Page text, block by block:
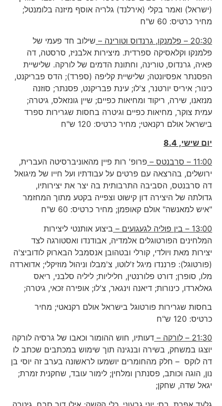
(ישראל) ואמר בקלי (אירלנד) גלריה אוסף מיזנה בלומנטל;
מחיר כרטיס: 60 ש"ח
20:30 – פלמנקו, גרנדוס וטורינה –
שילוב חד פעמי של
פלמנקו וקלאסיקה ספרדית. מיצירות אלבניז, סרסטה, דה
פאיה, גרנדוס, טורינה, וחתונת הדמים של לורקה. שלישיית
הפסנתר אפסיונטה; שלישיית קליפה (ספרד); הדס פבריקנט,
כינור; איריס יורטנר, צ'לו; עינת פבריקנט, פסנתר; סוזנה
מנזאנו, שירה, ריקוד ומחיאות כפיים; שיין גונזאלס, גיטרה;
עמית צוקר, מחיאות כפיים וגיטרה בחסות שגרירות ספרד
בישראל אולם רקנאטי; מחיר כרטיס: 120 ש"ח
יום שישי, 8.4
11:00 – סרבנטס –
פרופ' רות פיין מהאוניברסיטה העברית,
ירושלים, בהרצאה עם פרטים על עבודתיו ועל חייו של מיגואל
דה סרבנטס, הסביבה התרבותית בה יצר את יצירותיו,
גדולתה של היצירה דון קישוט וצפייה בקטע מתוך המחזמר
"איש למאנשה" אולם קאופמן; מחיר כרטיס: 60 ש"ח
13:00 – בין פוליה לגעגועים –
ביצוע אותנטי ליצירות
המלחינים הפורטוגלים אלמדיה, אבודנדו ואסטורגה לצד
יצירות מאת ויולדי, קורלי ובטהובן אנסמבל הבארוק לודוביצ'ה
(פורטוגל): פרננדו מיגל ז'לוטו, צ'מבלו וניהול מוזיקלי; אדוארדה
מלו, סופרן; דורט פלורנטין, חליליות; ליליה סלבני, ריאס
גאלארדו, כינורות; דיאנה וינגאר, צ'לו; אופירה זכאי, גיטרה;
בחסות שגרירות פורטוגל בישראל אולם רקנאטי; מחיר
כרטיס: 120 ש"ח
21:30 – לורקה –
דעותיו, חוש ההומור וכאבו של גרסיה לורקה
יוצגו במשחק, בשירה ובנגינה תוך שימוש במכתבים שכתב לו
דה לוקס – חלק מהחומרים יושמעו לראשונה בערב זה יוסי בן
נון, הוגה וכותב, פסנתרן ומלחין; לימור עובד, שחקנית זמרת;
יגאל שדה, שחקן;